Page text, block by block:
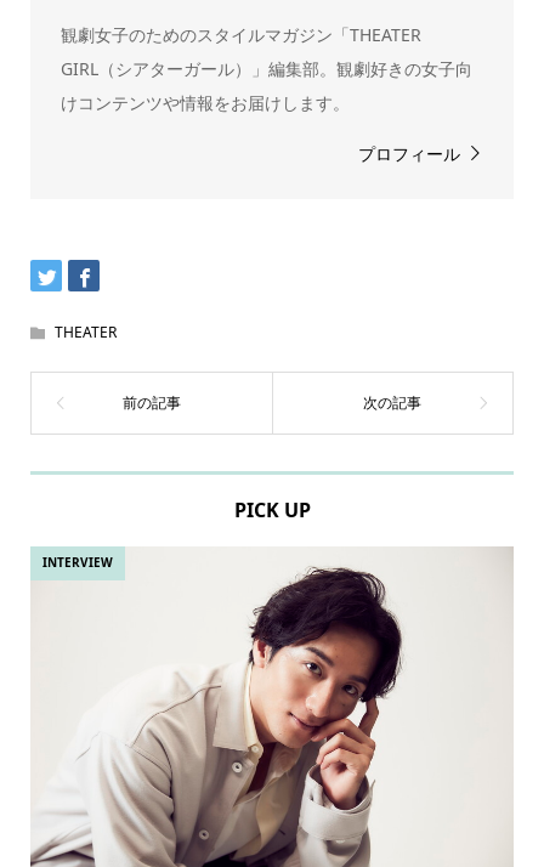
観劇女子のためのスタイルマガジン「THEATER
GIRL（シアターガール）」編集部。観劇好きの女子向
けコンテンツや情報をお届けします。
プロフィール
THEATER
PICK UP
INTERVIEW